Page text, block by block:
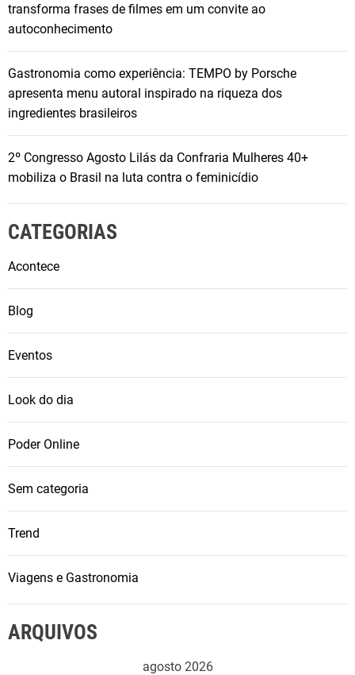
transforma frases de filmes em um convite ao
autoconhecimento
Gastronomia como experiência: TEMPO by Porsche
apresenta menu autoral inspirado na riqueza dos
ingredientes brasileiros
2º Congresso Agosto Lilás da Confraria Mulheres 40+
mobiliza o Brasil na luta contra o feminicídio
CATEGORIAS
Acontece
Blog
Eventos
Look do dia
Poder Online
Sem categoria
Trend
Viagens e Gastronomia
ARQUIVOS
agosto 2026